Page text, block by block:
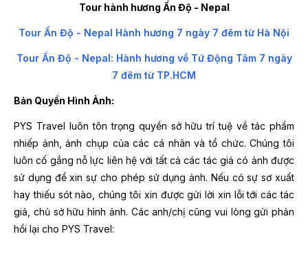
Tour hành hương Ấn Độ - Nepal
Tour Ấn Độ - Nepal Hành hương 7 ngày 7 đêm từ Hà Nội
Tour Ấn Độ - Nepal: Hành hương về Tứ Động Tâm 7 ngày
7 đêm từ TP.HCM
Bản Quyền Hình Ảnh:
PYS Travel luôn tôn trọng quyền sở hữu trí tuệ về tác phẩm
nhiếp ảnh, ảnh chụp của các cá nhân và tổ chức. Chúng tôi
luôn cố gắng nỗ lực liên hệ với tất cả các tác giả có ảnh được
sử dụng để xin sự cho phép sử dụng ảnh. Nếu có sự sơ xuất
hay thiếu sót nào, chúng tôi xin được gửi lời xin lỗi tới các tác
giả, chủ sở hữu hình ảnh. Các anh/chị cũng vui lòng gửi phản
hồi lại cho PYS Travel: